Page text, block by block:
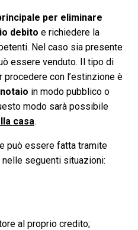
per eliminare
debito e richiedere la
Nel caso sia presente
essere venduto. Il tipo di
procedere con l’estinzione è
in modo pubblico o
modo sarà possibile
casa.
può essere fatta tramite
seguenti situazioni:
al proprio credito;